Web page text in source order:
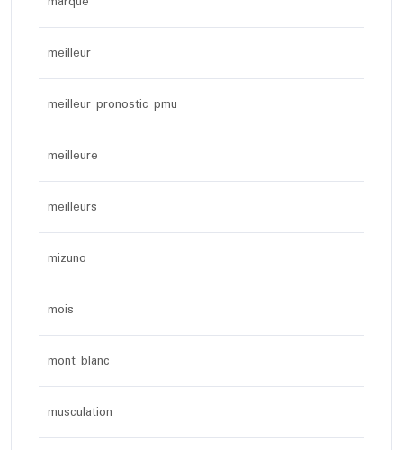
meilleur
meilleur pronostic pmu
meilleure
meilleurs
mizuno
mois
mont blanc
musculation